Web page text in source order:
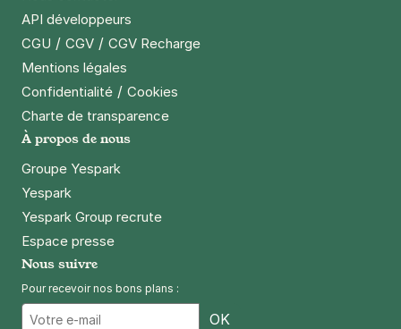
API développeurs
CGU / CGV / CGV Recharge
Mentions légales
Confidentialité / Cookies
Charte de transparence
À propos de nous
Groupe Yespark
Yespark
Yespark Group recrute
Espace presse
Nous suivre
Pour recevoir nos bons plans :
OK